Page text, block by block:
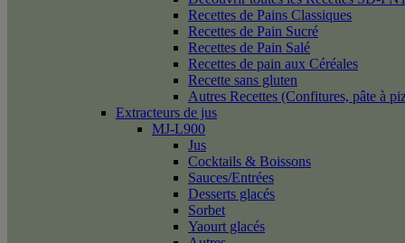
Recettes de Pains Classiques
Recettes de Pain Sucré
Recettes de Pain Salé
Recettes de pain aux Céréales
Recette sans gluten
Autres Recettes (Confitures, pâte à
Extracteurs de jus
MJ-L900
Jus
Cocktails & Boissons
Sauces/Entrées
Desserts glacés
Sorbet
Yaourt glacés